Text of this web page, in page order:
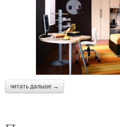
читать дальше →